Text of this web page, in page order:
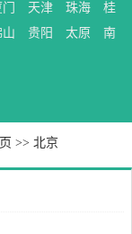
天津 珠海
桂
山 贵阳 太原
南
>> 北京